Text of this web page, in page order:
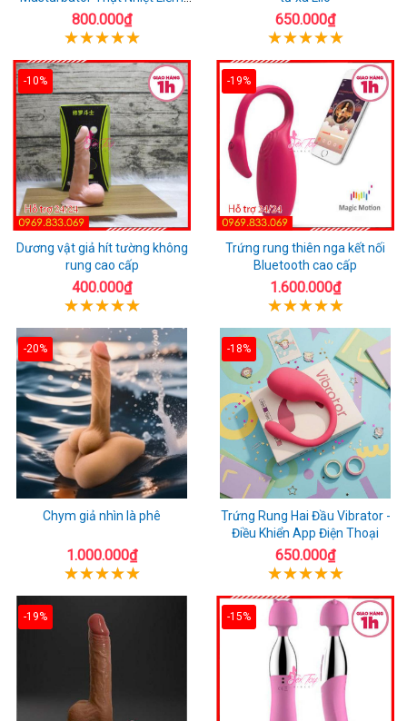
Rung
800.000₫ 650.000₫
-10%
Dương vật giả hít tường không
rung cao cấp
400.000₫
-19%
Trứng rung thiên nga kết nối
Bluetooth cao cấp
1.600.000₫
-20%
Chym giả nhìn là phê
1.000.000₫
-18%
Trứng Rung Hai Đầu Vibrator -
Điều Khiển App Điện Thoại
650.000₫
-19% -15%